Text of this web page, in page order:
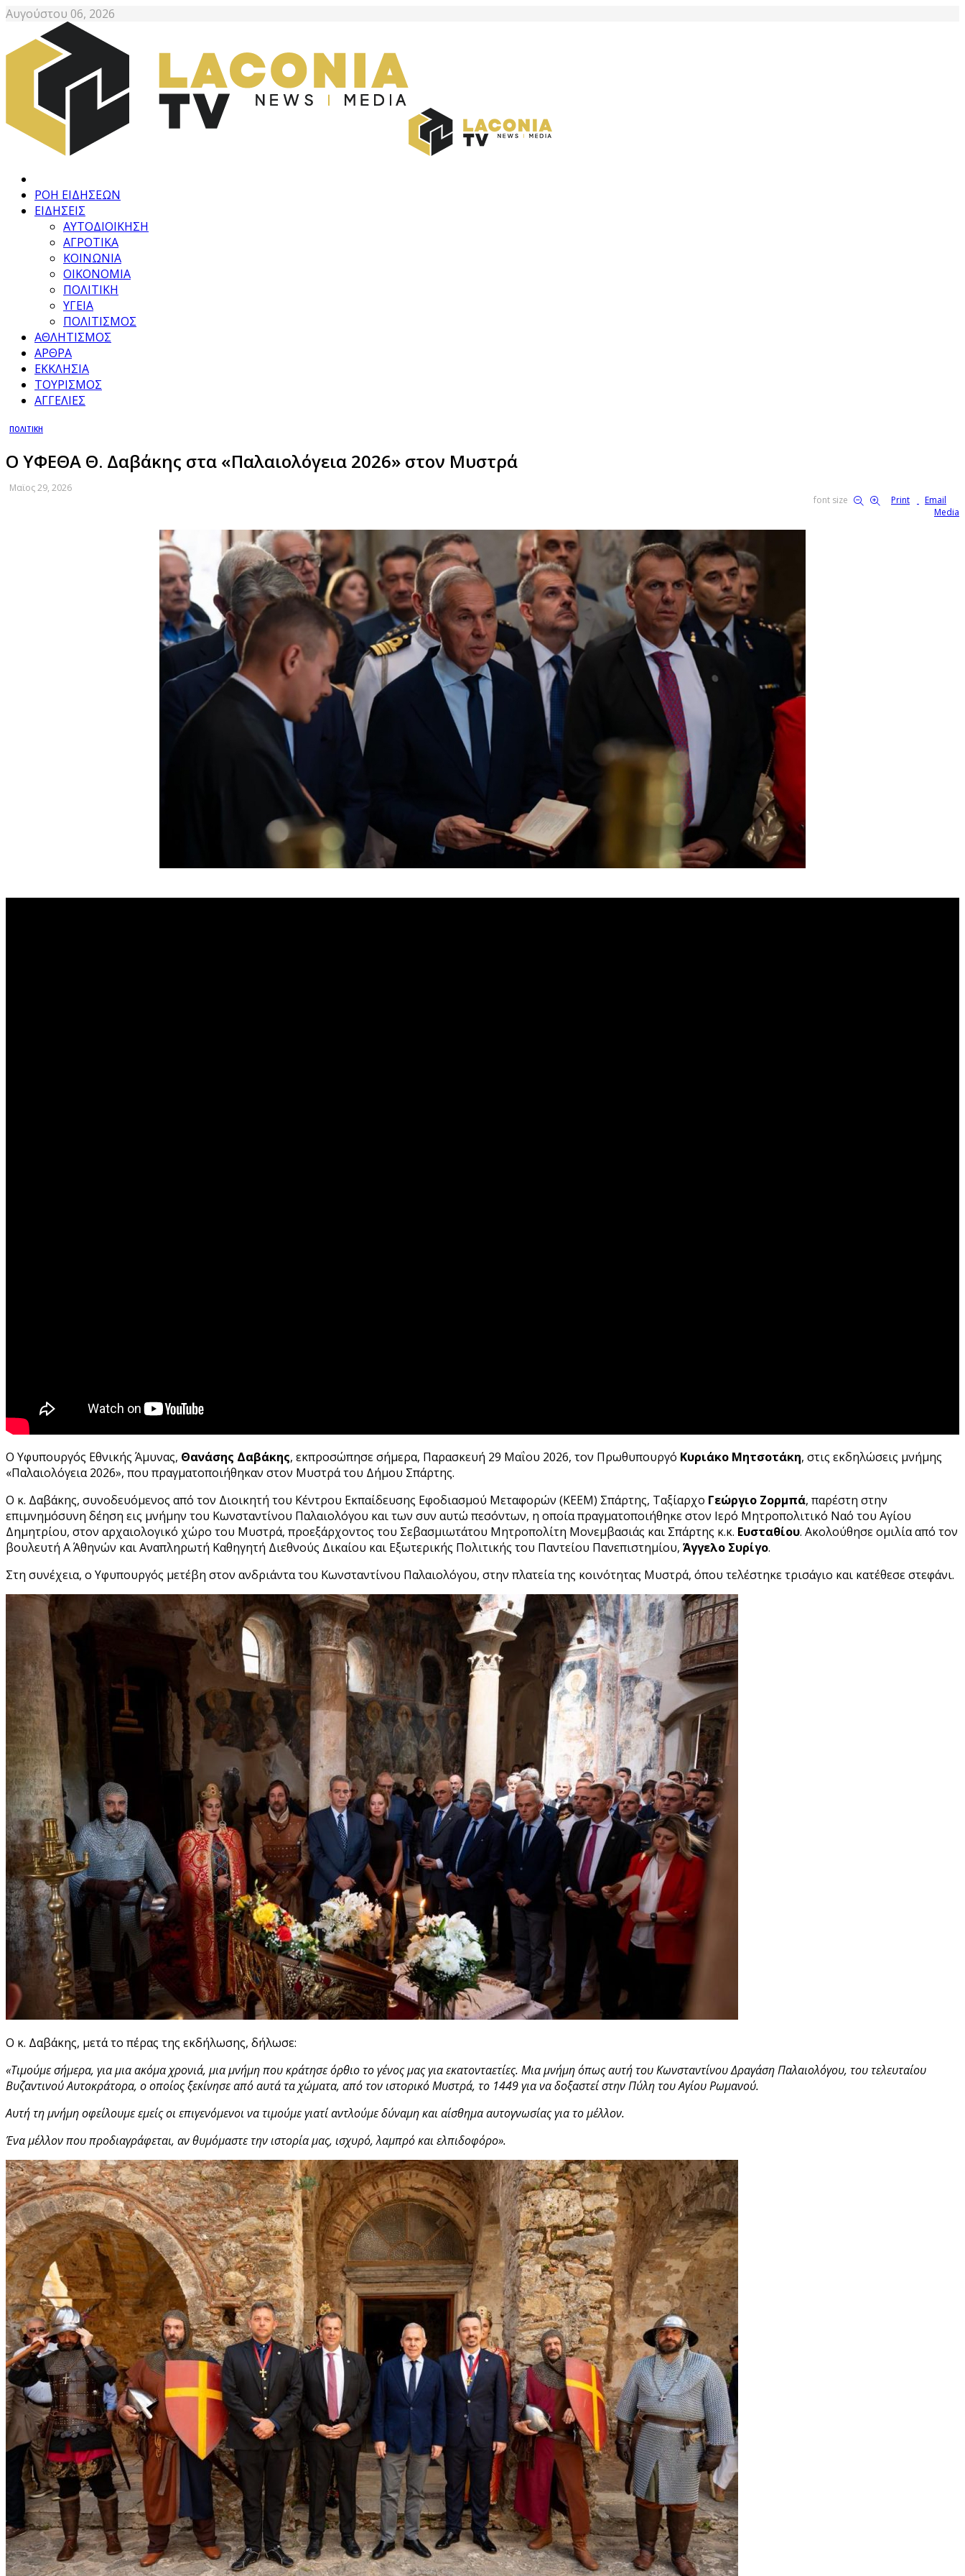
Αυγούστου 06, 2026
ΡΟΗ ΕΙΔΗΣΕΩΝ
ΕΙΔΗΣΕΙΣ
ΑΥΤΟΔΙΟΙΚΗΣΗ
ΑΓΡΟΤΙΚΑ
ΚΟΙΝΩΝΙΑ
ΟΙΚΟΝΟΜΙΑ
ΠΟΛΙΤΙΚΗ
ΥΓΕΙΑ
ΠΟΛΙΤΙΣΜΟΣ
ΑΘΛΗΤΙΣΜΟΣ
ΑΡΘΡΑ
ΕΚΚΛΗΣΙΑ
ΤΟΥΡΙΣΜΟΣ
ΑΓΓΕΛΙΕΣ
ΠΟΛΙΤΙΚΗ
Ο ΥΦΕΘΑ Θ. Δαβάκης στα «Παλαιολόγεια 2026» στον Μυστρά
Μαϊος 29, 2026
font size
Print
Email
Media
Ο Υφυπουργός Εθνικής Άμυνας, Θανάσης Δαβάκης, εκπροσώπησε σήμερα, Παρασκευή 29 Μαΐου 2026, τον Πρωθυπουργό Κυριάκο Μητσοτάκη, στις εκδηλώσεις μνήμης
«Παλαιολόγεια 2026», που πραγματοποιήθηκαν στον Μυστρά του Δήμου Σπάρτης.
Ο κ. Δαβάκης, συνοδευόμενος από τον Διοικητή του Κέντρου Εκπαίδευσης Εφοδιασμού Μεταφορών (ΚΕΕΜ) Σπάρτης, Ταξίαρχο Γεώργιο Ζορμπά, παρέστη στην
επιμνημόσυνη δέηση εις μνήμην του Κωνσταντίνου Παλαιολόγου και των συν αυτώ πεσόντων, η οποία πραγματοποιήθηκε στον Ιερό Μητροπολιτικό Ναό του Αγίου
Δημητρίου, στον αρχαιολογικό χώρο του Μυστρά, προεξάρχοντος του Σεβασμιωτάτου Μητροπολίτη Μονεμβασιάς και Σπάρτης κ.κ. Ευσταθίου. Ακολούθησε ομιλία από τον
βουλευτή Α΄ Αθηνών και Αναπληρωτή Καθηγητή Διεθνούς Δικαίου και Εξωτερικής Πολιτικής του Παντείου Πανεπιστημίου, Άγγελο Συρίγο.
Στη συνέχεια, ο Υφυπουργός μετέβη στον ανδριάντα του Κωνσταντίνου Παλαιολόγου, στην πλατεία της κοινότητας Μυστρά, όπου τελέστηκε τρισάγιο και κατέθεσε στεφάνι.
Ο κ. Δαβάκης, μετά το πέρας της εκδήλωσης, δήλωσε:
«Τιμούμε σήμερα, για μια ακόμα χρονιά, μια μνήμη που κράτησε όρθιο το γένος μας για εκατονταετίες. Μια μνήμη όπως αυτή του Κωνσταντίνου Δραγάση Παλαιολόγου, του τελευταίου
Βυζαντινού Αυτοκράτορα, ο οποίος ξεκίνησε από αυτά τα χώματα, από τον ιστορικό Μυστρά, το 1449 για να δοξαστεί στην Πύλη του Αγίου Ρωμανού.
Αυτή τη μνήμη οφείλουμε εμείς οι επιγενόμενοι να τιμούμε γιατί αντλούμε δύναμη και αίσθημα αυτογνωσίας για το μέλλον.
Ένα μέλλον που προδιαγράφεται, αν θυμόμαστε την ιστορία μας, ισχυρό, λαμπρό και ελπιδοφόρο».